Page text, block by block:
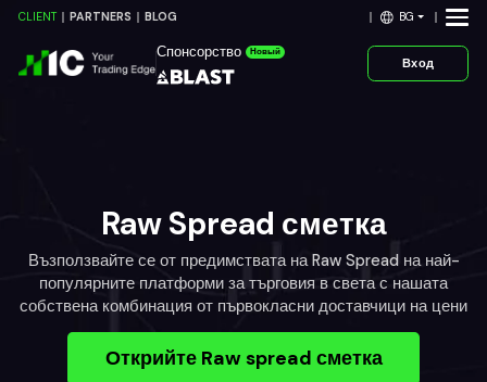
CLIENT PARTNERS BLOG BG
Спонсорство Новый
Вход
Raw Spread сметка
Възползвайте се от предимствата на Raw Spread на най-
популярните платформи за търговия в света с нашата
собствена комбинация от първокласни доставчици на цени
Открийте Raw spread сметка